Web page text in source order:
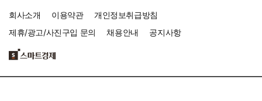
회사소개 이용약관
개인정보취급방침
제휴/광고/사진구입 문의
채용안내 공지사항